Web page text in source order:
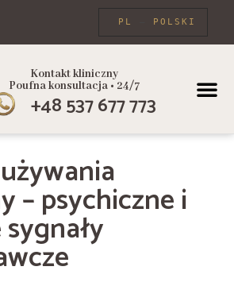
POLSKI
PL
Kontakt kliniczny
Poufna konsultacja • 24/7
+48 537 677 773
– psychiczne i